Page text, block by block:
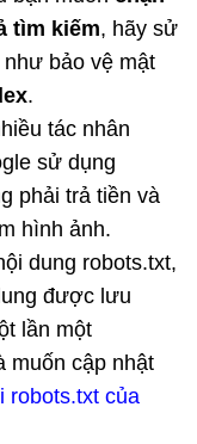
tìm kiếm, hãy sử
bảo vệ mật
.
tác nhân
sử dụng
phải trả tiền và
hình ảnh.
dung robots.txt,
được lưu
lần một
muốn cập nhật
robots.txt của